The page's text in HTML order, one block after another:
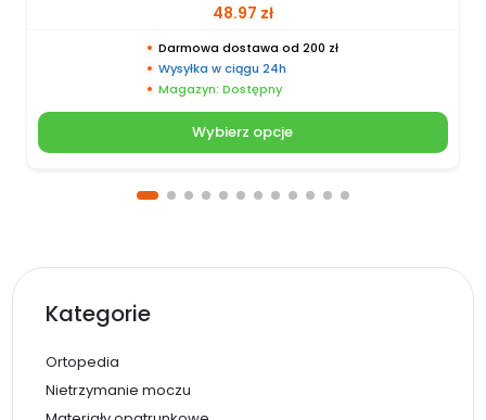
48.97 zł
Darmowa dostawa od 200 zł
Wysyłka w ciągu 24h
Magazyn: Dostępny
Wybierz opcje
Kategorie
Ortopedia
Nietrzymanie moczu